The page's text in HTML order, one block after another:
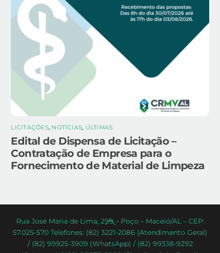
LICITAÇÕES, NOTÍCIAS, ÚLTIMAS
Edital de Dispensa de Licitação –
Contratação de Empresa para o
Fornecimento de Material de Limpeza
Back
To
Top
Rua José Maria de Lima, 299 – Poço – Maceió/AL – CEP:
57.025-570 Telefones: (82) 3221-2086 (Atendimento Geral)
/ (82) 99925-3909 (WhatsApp) / (82) 99338-9292